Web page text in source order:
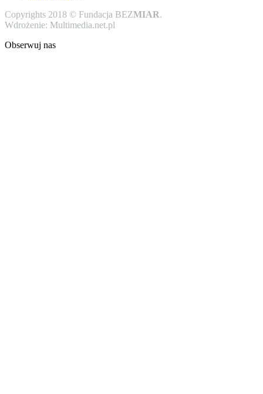
Copyrights 2018 © Fundacja BEZMIAR.
Wdrożenie: Multimedia.net.pl
Obserwuj nas